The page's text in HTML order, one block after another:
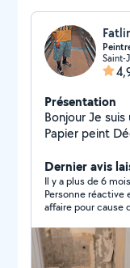
Saint-
Présentation
Bonjour Je suis un spécialiste de peinture Tapisserie
Papier peint Décoration Stucco Joint Lissage Peinture
Dernier avis
Il y a plus de 6 mois
Personne réactive et très
affaire pour cause